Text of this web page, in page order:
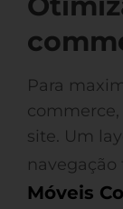
Para
site. Um
navegação
Móveis